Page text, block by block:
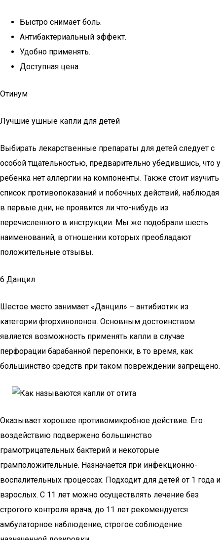
Быстро снимает боль.
Антибактериальный эффект.
Удобно применять.
Доступная цена.
Отинум
Лучшие ушные капли для детей
Выбирать лекарственные препараты для детей следует с
особой тщательностью, предварительно убедившись, что у
ребенка нет аллергии на компоненты. Также стоит изучить
список противопоказаний и побочных действий, наблюдая
в первые дни, не проявится ли что-нибудь из
перечисленного в инструкции. Мы же подобрали шесть
наименований, в отношении которых преобладают
положительные отзывы.
6 Данцил
Шестое место занимает «Данцил» – антибиотик из
категории фторхинолонов. Основным достоинством
является возможность применять капли в случае
перфорации барабанной перепонки, в то время, как
большинство средств при таком повреждении запрещено.
Оказывает хорошее противомикробное действие. Его
воздействию подвержено большинство
грамотрицательных бактерий и некоторые
грамположительные. Назначается при инфекционно-
воспалительных процессах. Подходит для детей от 1 года и
взрослых. С 11 лет можно осуществлять лечение без
строгого контроля врача, до 11 лет рекомендуется
амбулаторное наблюдение, строгое соблюдение